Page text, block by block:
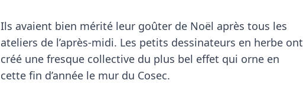
Ils avaient bien mérité leur goûter de Noël après tous les
ateliers de l’après-midi. Les petits dessinateurs en herbe ont
créé une fresque collective du plus bel effet qui orne en
cette fin d’année le mur du Cosec.